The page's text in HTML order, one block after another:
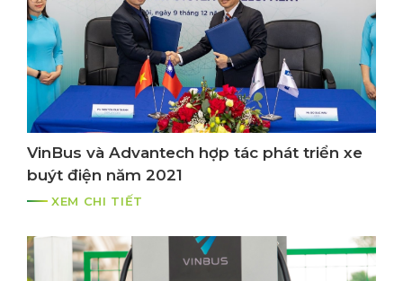
VinBus và Advantech hợp tác phát triển xe
buýt điện năm 2021
XEM CHI TIẾT